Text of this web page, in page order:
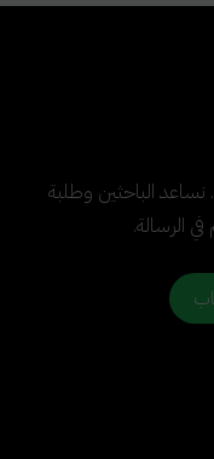
الباحثين وطلبة
الرسالة.